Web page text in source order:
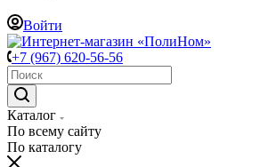
Войти
+7 (967) 620-56-56
Каталог
По всему сайту
По каталогу